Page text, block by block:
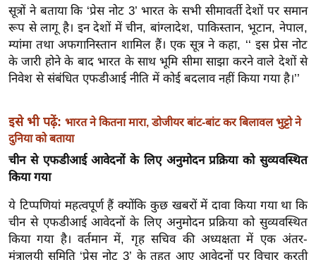
मि
सा
ल
बे
सा
ल
श
ख्सि
य
त
यं
सूत्रों ने बताया कि ‘प्रेस नोट 3’ भारत के सभी सीमावर्ती देशों पर समान
रूप से लागू है। इन देशों में चीन, बांग्लादेश, पाकिस्तान, भूटान, नेपाल,
म्यांमा तथा अफगानिस्तान शामिल हैं। एक सूत्र ने कहा, ‘‘ इस प्रेस नोट
के जारी होने के बाद भारत के साथ भूमि सीमा साझा करने वाले देशों से
निवेश से संबंधित एफडीआई नीति में कोई बदलाव नहीं किया गया है।’’
इसे भी पढ़ें: भारत ने कितना मारा, डोजीयर बांट-बांट कर बिलावल भुट्टो ने
दुनिया को बताया
चीन से एफडीआई आवेदनों के लिए अनुमोदन प्रक्रिया को सुव्यवस्थित
किया गया
ये टिप्पणियां महत्वपूर्ण हैं क्योंकि कुछ खबरों में दावा किया गया था कि
चीन से एफडीआई आवेदनों के लिए अनुमोदन प्रक्रिया को सुव्यवस्थित
किया गया है। वर्तमान में, गृह सचिव की अध्यक्षता में एक अंतर-
मंत्रालयी समिति ‘प्रेस नोट 3’ के तहत आए आवेदनों पर विचार करती